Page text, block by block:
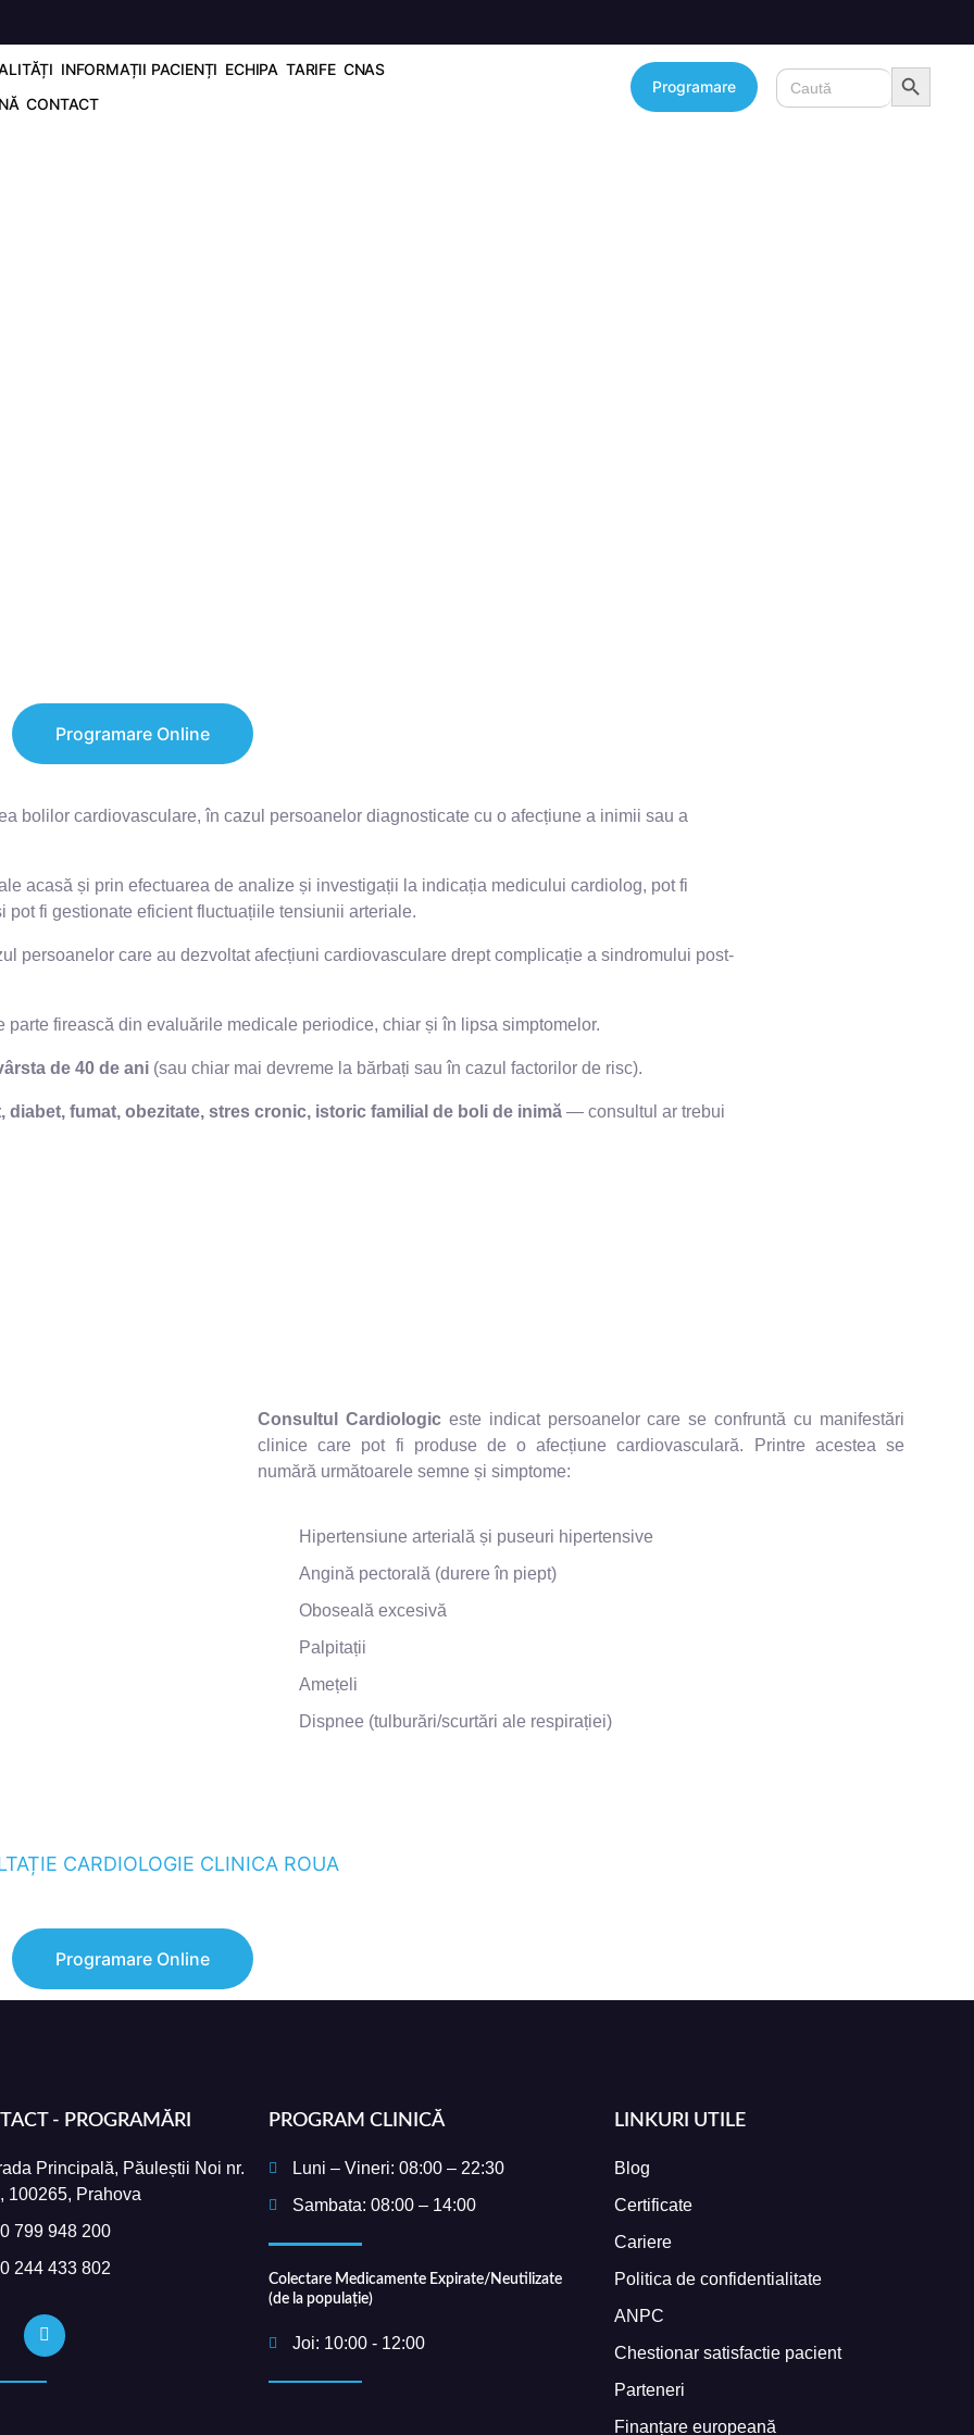
INFORMAȚII PACIENȚI ECHIPA TARIFE CNAS
CONTACT
Programare
Search
Search Button
Programare Online
bolilor cardiovasculare, în cazul persoanelor diagnosticate cu o afecțiune a inimii sau a
acasă și prin efectuarea de analize și investigații la indicația medicului cardiolog, pot fi
fi gestionate eficient fluctuațiile tensiunii arteriale.
persoanelor care au dezvoltat afecțiuni cardiovasculare drept complicație a sindromului post-
firească din evaluările medicale periodice, chiar și în lipsa simptomelor.
de 40 de ani (sau chiar mai devreme la bărbați sau în cazul factorilor de risc).
fumat, obezitate, stres cronic, istoric familial de boli de inimă — consultul ar trebui
Consultul Cardiologiceste indicat persoanelor care se confruntă cu manifestări
clinice care pot fi produse de o afecțiune cardiovasculară. Printre acestea se
numără următoarele semne și simptome:
Hipertensiune arterială și puseuri hipertensive
Angină pectorală (durere în piept)
Oboseală excesivă
Palpitații
Amețeli
Dispnee (tulburări/scurtări ale respirației)
CARDIOLOGIE CLINICA ROUA
Programare Online
- PROGRAMĂRI
Principală, Păuleștii Noi nr.
100265, Prahova
799 948 200
244 433 802
PROGRAM CLINICĂ
Luni – Vineri: 08:00 – 22:30
Sambata: 08:00 – 14:00
Colectare Medicamente Expirate/Neutilizate
(de la populație)
Joi: 10:00 - 12:00
LINKURI UTILE
Blog
Certificate
Cariere
Politica de confidentialitate
ANPC
Chestionar satisfactie pacient
Parteneri
Finanțare europeană